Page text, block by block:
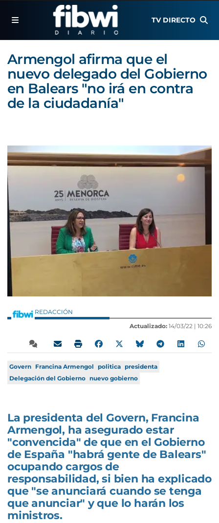
TV DIRECTO
Armengol afirma que el
nuevo delegado del Gobierno
en Balears "no irá en contra
de la ciudadanía"
REDACCIÓN
Actualizado: 14/03/22 | 10:26
Govern Francina Armengol politica presidenta
Delegación del Gobierno nuevo gobierno
La presidenta del Govern, Francina
Armengol, ha asegurado estar
"convencida" de que en el Gobierno
de España "habrá gente de Balears"
ocupando cargos de
responsabilidad, si bien ha explicado
que "se anunciará cuando se tenga
que anunciar" y que lo harán los
ministros.